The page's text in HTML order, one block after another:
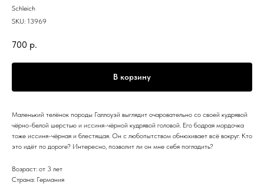
Schleich
SKU: 13969
700 р.
В корзину
Маленький телёнок породы Галлоуэй выглядит очаровательно со своей кудрявой
чёрно-белой шерстью и иссиня-чёрной кудрявой головой. Его бодрая мордочка
тоже иссиня-чёрная и блестящая. Он с любопытством обнюхивает всё вокруг. Кто
это идёт по дороге? Интересно, позволит ли он мне себя погладить?
Возраст: от 3 лет
Страна: Германия